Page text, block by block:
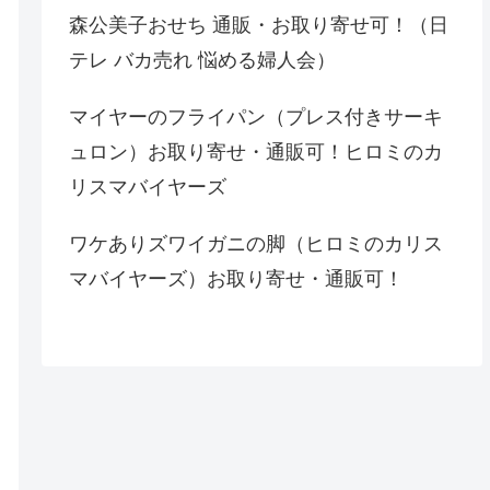
森公美子おせち 通販・お取り寄せ可！（日
テレ バカ売れ 悩める婦人会）
マイヤーのフライパン（プレス付きサーキ
ュロン）お取り寄せ・通販可！ヒロミのカ
リスマバイヤーズ
ワケありズワイガニの脚（ヒロミのカリス
マバイヤーズ）お取り寄せ・通販可！